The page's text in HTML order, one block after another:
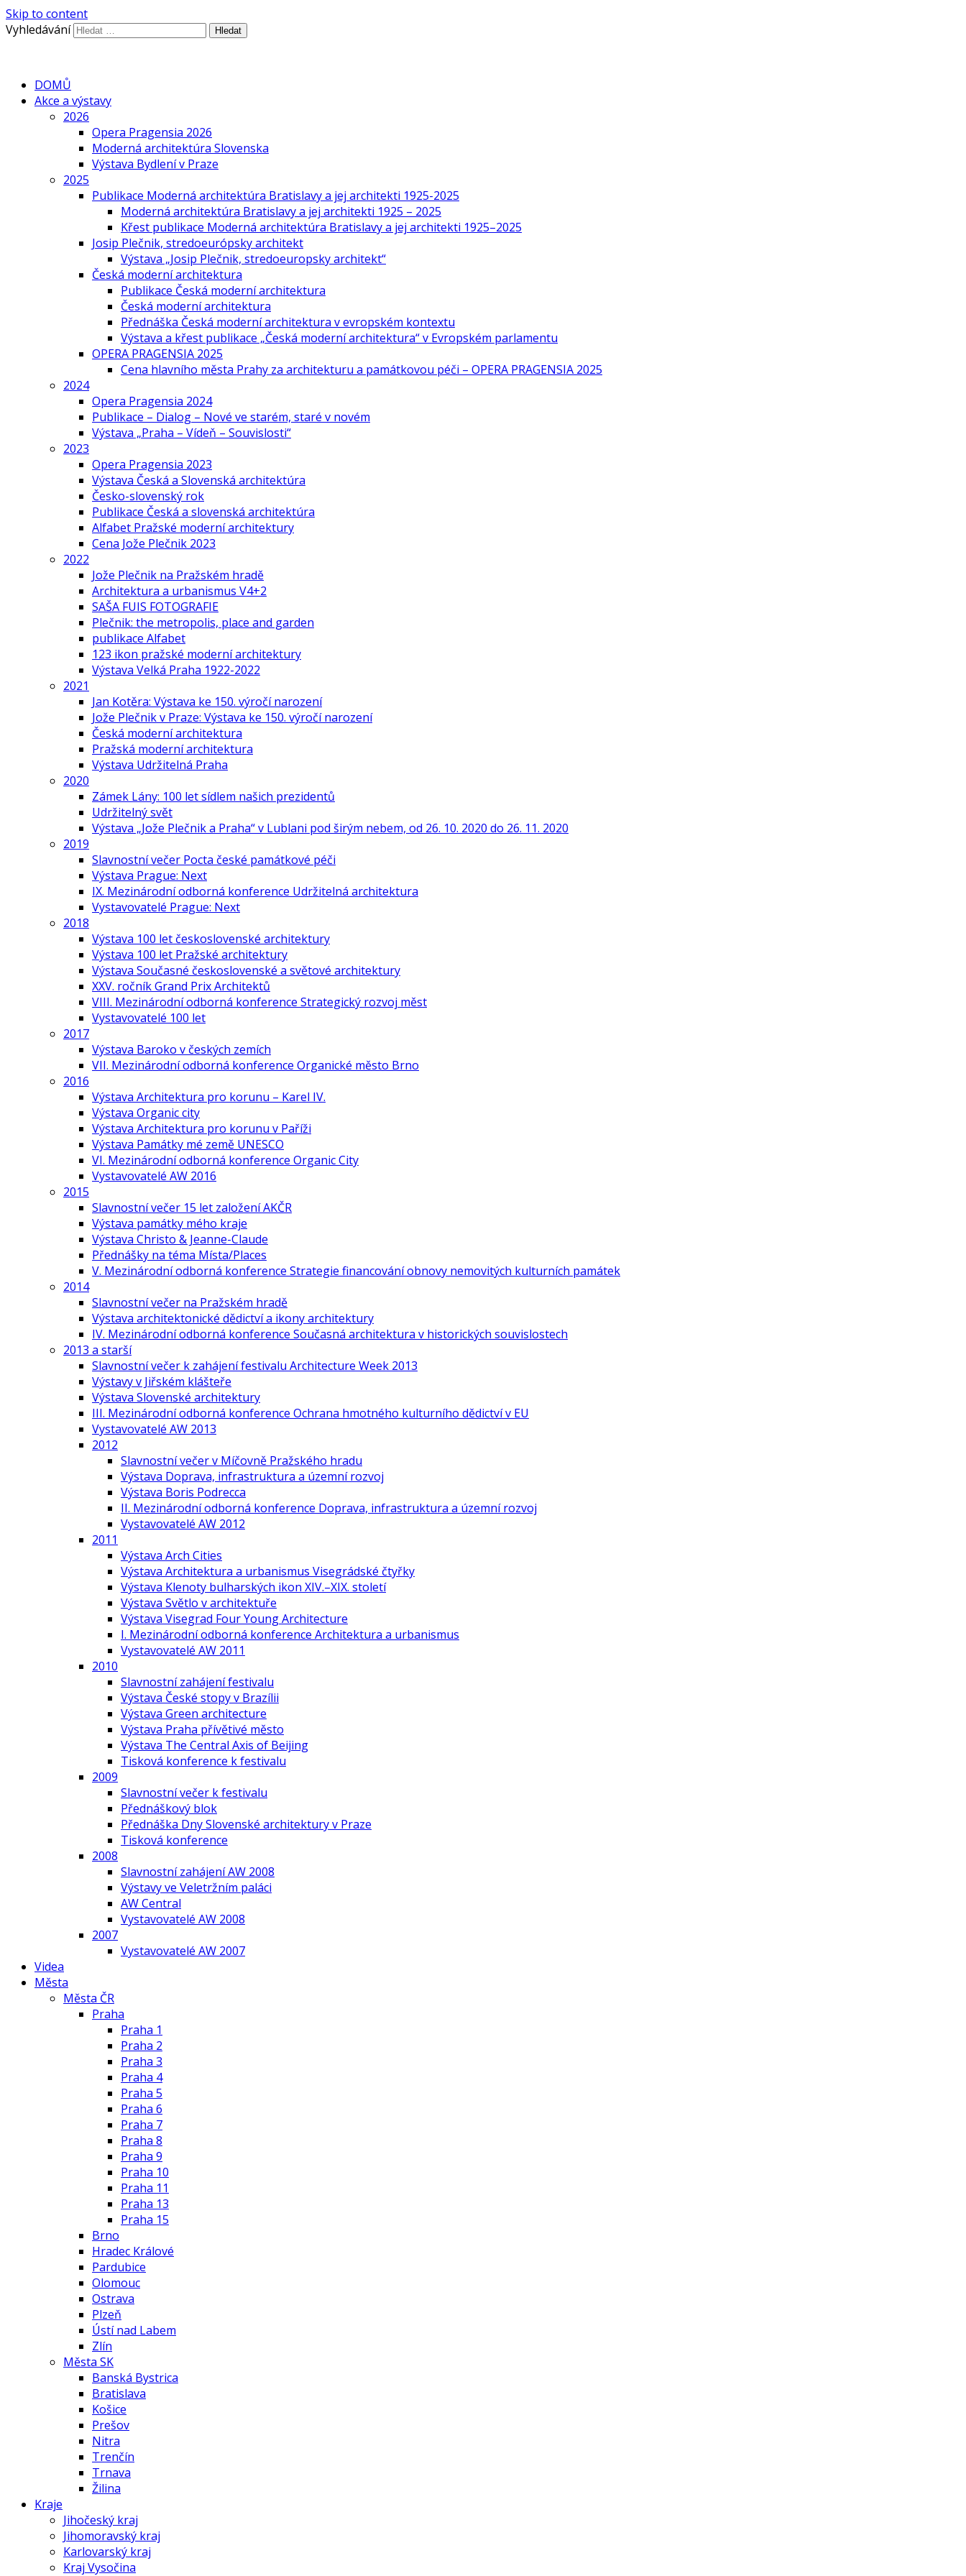
Skip to content
Vyhledávání
DOMŮ
Akce a výstavy
2026
Opera Pragensia 2026
Moderná architektúra Slovenska
Výstava Bydlení v Praze
2025
Publikace Moderná architektúra Bratislavy a jej architekti 1925-2025
Moderná architektúra Bratislavy a jej architekti 1925 – 2025
Křest publikace Moderná architektúra Bratislavy a jej architekti 1925–2025
Josip Plečnik, stredoeurópsky architekt
Výstava „Josip Plečnik, stredoeuropsky architekt“
Česká moderní architektura
Publikace Česká moderní architektura
Česká moderní architektura
Přednáška Česká moderní architektura v evropském kontextu
Výstava a křest publikace „Česká moderní architektura“ v Evropském parlamentu
OPERA PRAGENSIA 2025
Cena hlavního města Prahy za architekturu a památkovou péči – OPERA PRAGENSIA 2025
2024
Opera Pragensia 2024
Publikace – Dialog – Nové ve starém, staré v novém
Výstava „Praha – Vídeň – Souvislosti“
2023
Opera Pragensia 2023
Výstava Česká a Slovenská architektúra
Česko-slovenský rok
Publikace Česká a slovenská architektúra
Alfabet Pražské moderní architektury
Cena Jože Plečnik 2023
2022
Jože Plečnik na Pražském hradě
Architektura a urbanismus V4+2
SAŠA FUIS FOTOGRAFIE
Plečnik: the metropolis, place and garden
publikace Alfabet
123 ikon pražské moderní architektury
Výstava Velká Praha 1922-2022
2021
Jan Kotěra: Výstava ke 150. výročí narození
Jože Plečnik v Praze: Výstava ke 150. výročí narození
Česká moderní architektura
Pražská moderní architektura
Výstava Udržitelná Praha
2020
Zámek Lány: 100 let sídlem našich prezidentů
Udržitelný svět
Výstava „Jože Plečnik a Praha“ v Lublani pod širým nebem, od 26. 10. 2020 do 26. 11. 2020
2019
Slavnostní večer Pocta české památkové péči
Výstava Prague: Next
IX. Mezinárodní odborná konference Udržitelná architektura
Vystavovatelé Prague: Next
2018
Výstava 100 let československé architektury
Výstava 100 let Pražské architektury
Výstava Současné československé a světové architektury
XXV. ročník Grand Prix Architektů
VIII. Mezinárodní odborná konference Strategický rozvoj měst
Vystavovatelé 100 let
2017
Výstava Baroko v českých zemích
VII. Mezinárodní odborná konference Organické město Brno
2016
Výstava Architektura pro korunu – Karel IV.
Výstava Organic city
Výstava Architektura pro korunu v Paříži
Výstava Památky mé země UNESCO
VI. Mezinárodní odborná konference Organic City
Vystavovatelé AW 2016
2015
Slavnostní večer 15 let založení AKČR
Výstava památky mého kraje
Výstava Christo & Jeanne-Claude
Přednášky na téma Místa/Places
V. Mezinárodní odborná konference Strategie financování obnovy nemovitých kulturních památek
2014
Slavnostní večer na Pražském hradě
Výstava architektonické dědictví a ikony architektury
IV. Mezinárodní odborná konference Současná architektura v historických souvislostech
2013 a starší
Slavnostní večer k zahájení festivalu Architecture Week 2013
Výstavy v Jiřském klášteře
Výstava Slovenské architektury
III. Mezinárodní odborná konference Ochrana hmotného kulturního dědictví v EU
Vystavovatelé AW 2013
2012
Slavnostní večer v Míčovně Pražského hradu
Výstava Doprava, infrastruktura a územní rozvoj
Výstava Boris Podrecca
II. Mezinárodní odborná konference Doprava, infrastruktura a územní rozvoj
Vystavovatelé AW 2012
2011
Výstava Arch Cities
Výstava Architektura a urbanismus Visegrádské čtyřky
Výstava Klenoty bulharských ikon XIV.–XIX. století
Výstava Světlo v architektuře
Výstava Visegrad Four Young Architecture
I. Mezinárodní odborná konference Architektura a urbanismus
Vystavovatelé AW 2011
2010
Slavnostní zahájení festivalu
Výstava České stopy v Brazílii
Výstava Green architecture
Výstava Praha přívětivé město
Výstava The Central Axis of Beijing
Tisková konference k festivalu
2009
Slavnostní večer k festivalu
Přednáškový blok
Přednáška Dny Slovenské architektury v Praze
Tisková konference
2008
Slavnostní zahájení AW 2008
Výstavy ve Veletržním paláci
AW Central
Vystavovatelé AW 2008
2007
Vystavovatelé AW 2007
Videa
Města
Města ČR
Praha
Praha 1
Praha 2
Praha 3
Praha 4
Praha 5
Praha 6
Praha 7
Praha 8
Praha 9
Praha 10
Praha 11
Praha 13
Praha 15
Brno
Hradec Králové
Pardubice
Olomouc
Ostrava
Plzeň
Ústí nad Labem
Zlín
Města SK
Banská Bystrica
Bratislava
Košice
Prešov
Nitra
Trenčín
Trnava
Žilina
Kraje
Jihočeský kraj
Jihomoravský kraj
Karlovarský kraj
Kraj Vysočina